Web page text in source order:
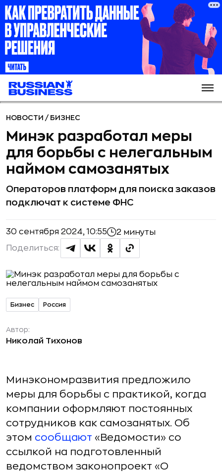
НОВОСТИ / БИЗНЕС
Минэк разработал меры
для борьбы с нелегальным
наймом самозанятых
Операторов платформ для поиска заказов
подключат к системе ФНС
30 сентября 2024, 10:55 2 минуты
Поделиться:
Бизнес Россия
Автор:
Николай Тихонов
Минэкономразвития предложило
меры для борьбы с практикой, когда
компании оформляют постоянных
сотрудников как самозанятых. Об
этом сообщают «Ведомости» со
ссылкой на подготовленный
ведомством законопроект «О